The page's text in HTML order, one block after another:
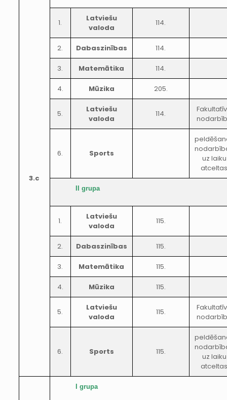
3.c
1.
Latviešu
valoda
114.
2. Dabaszinības 114.
3. Matemātika 114.
4. Mūzika 205.
5.
Latviešu
valoda
114.
6. Sports
uz laiku
II grupa
1.
Latviešu
valoda
115.
2. Dabaszinības 115.
3. Matemātika 115.
4. Mūzika 115.
5.
Latviešu
valoda
115.
6. Sports 115.
uz laiku
I grupa